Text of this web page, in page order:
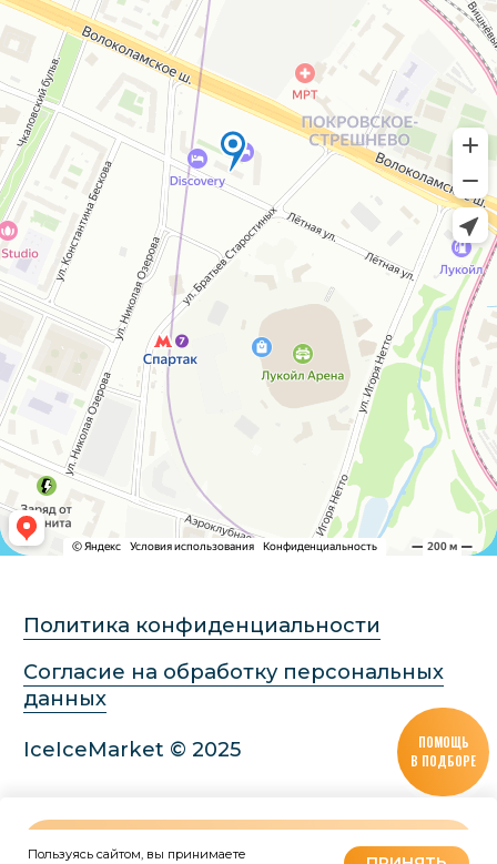
В КОРЗИНУ
Пользуясь сайтом, вы принимаете
ПОМОЩЬ
В ПОДБОРЕ
Made on